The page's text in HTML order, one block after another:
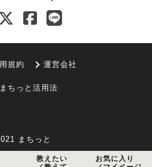
規約 運営会社
まちっと活用法
まちっと
教えたい
お気に入り